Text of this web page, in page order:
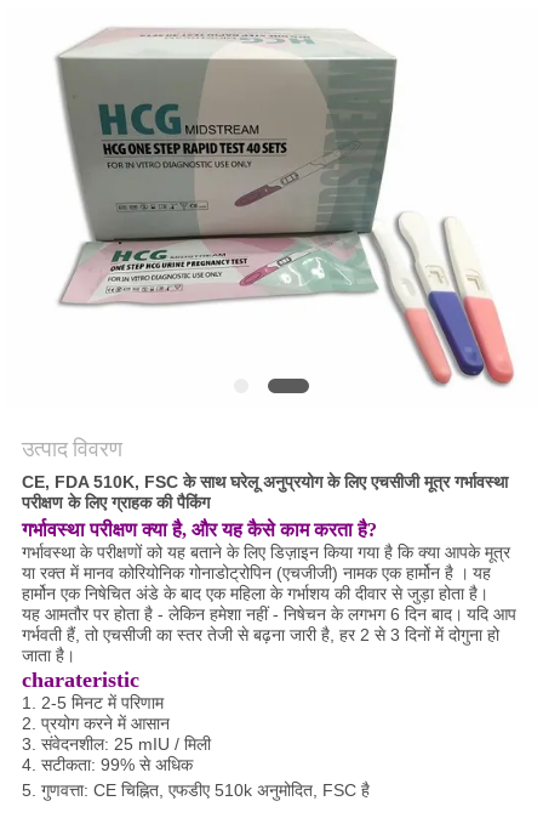
की
विनती
साइटमैप
PRIVACY
उत्पाद विवरण
CE, FDA 510K, FSC के साथ घरेलू अनुप्रयोग के लिए एचसीजी मूत्र गर्भावस्था
परीक्षण के लिए ग्राहक की पैकिंग
गर्भावस्था परीक्षण क्या है, और यह कैसे काम करता है?
गर्भावस्था के परीक्षणों को यह बताने के लिए डिज़ाइन किया गया है कि क्या आपके मूत्र
या रक्त मेंमानव कोरियोनिक गोनाडोट्रोपिन (एचजीजी) नामक एक हार्मोन है । यह
हार्मोन एक निषेचित अंडे के बाद एक महिला के गर्भाशय की दीवार से जुड़ा होता है।
यह आमतौर पर होता है - लेकिन हमेशा नहीं - निषेचन के लगभग 6 दिन बाद। यदि आप
गर्भवती हैं, तो एचसीजी का स्तर तेजी से बढ़ना जारी है, हर 2 से 3 दिनों में दोगुना हो
जाता है।
charateristic
1. 2-5 मिनट में परिणाम
2. प्रयोग करने में आसान
3. संवेदनशील: 25 mIU / मिली
4. सटीकता: 99% से अधिक
5. गुणवत्ता: CE चिह्नित, एफडीए 510k अनुमोदित, FSC है